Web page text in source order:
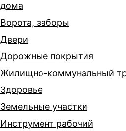
дома
Ворота, заборы
Двери
Дорожные покрытия
Жилищно-коммунальный
Здоровье
Земельные участки
Инструмент рабочий